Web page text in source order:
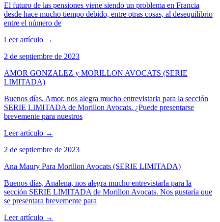
El futuro de las pensiones viene siendo un problema en Francia
desde hace mucho tiempo debido, entre otras cosas, al desequilibrio
entre el número de
Leer artículo →
2 de septiembre de 2023
AMOR GONZALEZ y MORILLON AVOCATS (SERIE
LIMITADA)
Buenos días, Amor, nos alegra mucho entrevistarla para la sección
SERIE LIMITADA de Morillon Avocats. ¿Puede presentarse
brevemente para nuestros
Leer artículo →
2 de septiembre de 2023
Ana Maury Para Morillon Avocats (SERIE LIMITADA)
Buenos días, Analena, nos alegra mucho entrevistarla para la
sección SERIE LIMITADA de Morillon Avocats. Nos gustaría que
se presentara brevemente para
Leer artículo →